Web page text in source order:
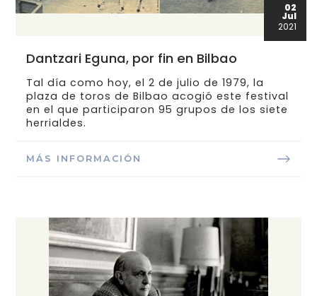
02
Jul
2021
Dantzari Eguna, por fin en Bilbao
Tal día como hoy, el 2 de julio de 1979, la
plaza de toros de Bilbao acogió este festival
en el que participaron 95 grupos de los siete
herrialdes.
MÁS INFORMACIÓN